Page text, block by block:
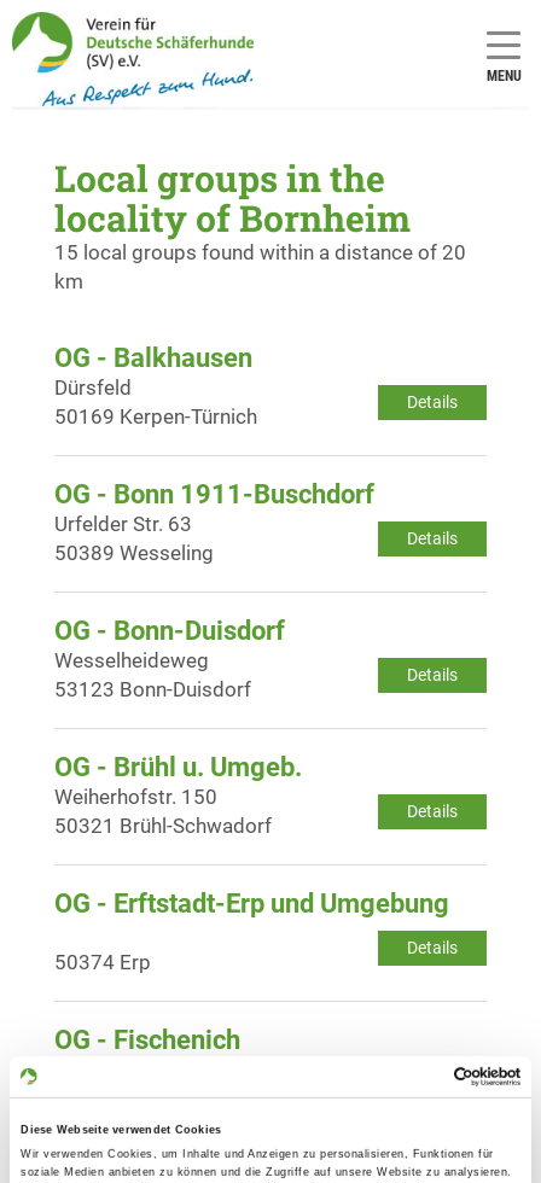
Diese Webseite verwendet Cookies
Wir verwenden Cookies, um Inhalte und Anzeigen zu personalisieren, Funktionen für
soziale Medien anbieten zu können und die Zugriffe auf unsere Website zu analysieren.
MENU
Local groups in the
locality of Bornheim
15 local groups found within a distance of 20
km
OG - Balkhausen
Details
Dürsfeld
50169 Kerpen-Türnich
OG - Bonn 1911-Buschdorf
Details
Urfelder Str. 63
50389 Wesseling
OG - Bonn-Duisdorf
Details
Wesselheideweg
53123 Bonn-Duisdorf
OG - Brühl u. Umgeb.
Details
Weiherhofstr. 150
50321 Brühl-Schwadorf
OG - Erftstadt-Erp und Umgebung
Details
50374 Erp
OG - Fischenich
Details
50354 Hürth-Fischenich
OG - Gleuel